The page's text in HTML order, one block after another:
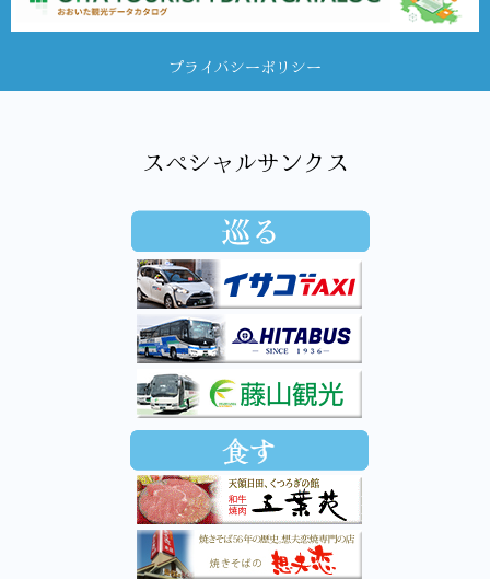
プライバシーポリシー
スペシャルサンクス